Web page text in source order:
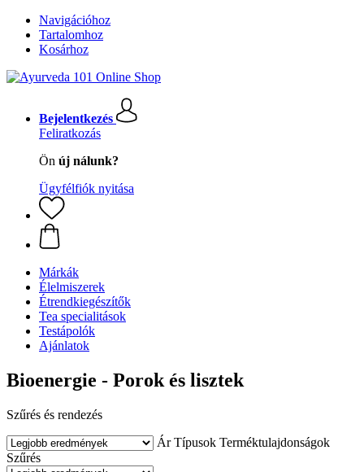
Navigációhoz
Tartalomhoz
Kosárhoz
Bejelentkezés
Feliratkozás
Ön új nálunk?
Ügyfélfiók nyitása
Márkák
Élelmiszerek
Étrendkiegészítők
Tea specialitások
Testápolók
Ajánlatok
Bioenergie - Porok és lisztek
Szűrés és rendezés
Ár Típusok Terméktulajdonságok
Szűrés